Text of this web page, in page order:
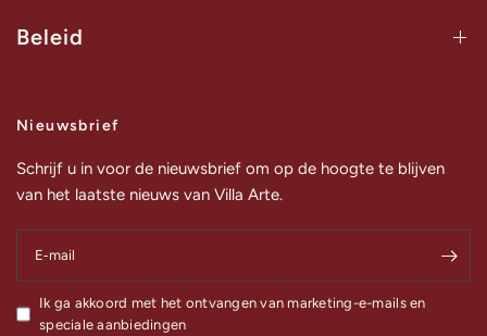
Beleid
Nieuwsbrief
Schrijf u in voor de nieuwsbrief om op de hoogte te blijven
van het laatste nieuws van Villa Arte.
E‑mail
Ik ga akkoord met het ontvangen van marketing-e-mails en
speciale aanbiedingen